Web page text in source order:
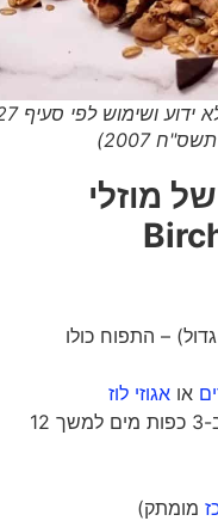
מוזלי שווה ומזין (צילום ממקור לא ידוע ושימוש לפי סעיף 27א'
מוזלי
– התפוח כולו
אגוזי לוז
1 כף שיבולת שועל שהושרתה ב-3 כפות מים למשך 12